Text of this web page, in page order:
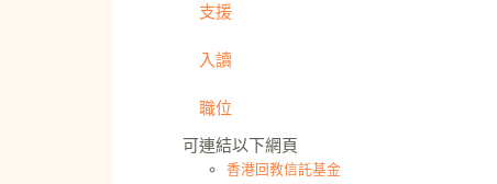
支援
入讀
職位
可連結以下網頁
香港回教信託基金